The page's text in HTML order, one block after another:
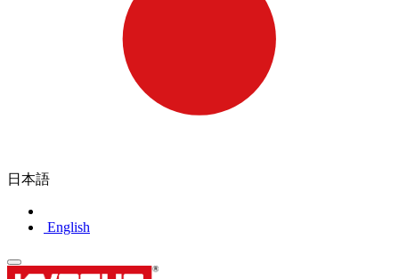
日本語
English